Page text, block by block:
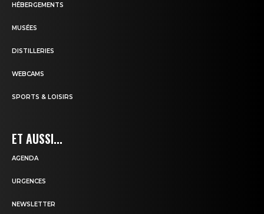
HÉBERGEMENTS
MUSÉES
DISTILLERIES
WEBCAMS
SPORTS & LOISIRS
ET AUSSI...
AGENDA
URGENCES
NEWSLETTER